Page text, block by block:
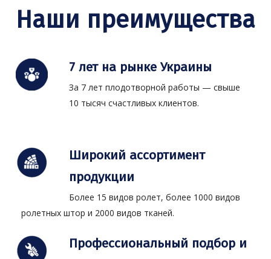
Наши преимущества
7 лет на рынке Украины
За 7 лет плодотворной работы — свыше
10 тысяч счастливых клиентов.
Широкий ассортимент
продукции
Более 15 видов ролет, более 1000 видов
ролетных штор и 2000 видов тканей.
Профессиональный подбор и